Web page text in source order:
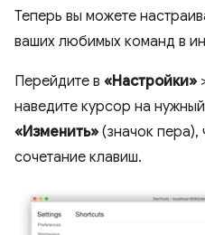
Теперь вы можете
ваших любимых команд в
Перейдите в «Настройки»
наведите курсор на
«Изменить» (значок пера),
сочетание клавиш.